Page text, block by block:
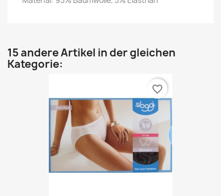
15 andere Artikel in der gleichen
Kategorie:
favorite_border